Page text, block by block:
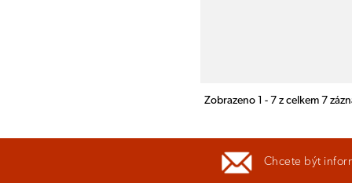
Zobrazeno 1 - 7 z celkem 7
Chcete být